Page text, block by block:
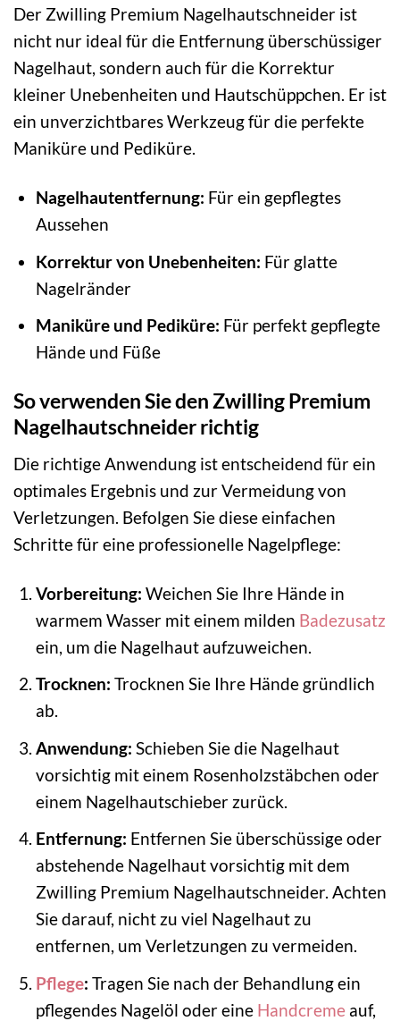
Der Zwilling Premium Nagelhautschneider ist
nicht nur ideal für die Entfernung überschüssiger
Nagelhaut, sondern auch für die Korrektur
kleiner Unebenheiten und Hautschüppchen. Er ist
ein unverzichtbares Werkzeug für die perfekte
Maniküre und Pediküre.
Nagelhautentfernung: Für ein gepflegtes
Aussehen
Korrektur von Unebenheiten: Für glatte
Nagelränder
Maniküre und Pediküre: Für perfekt gepflegte
Hände und Füße
So verwenden Sie den Zwilling Premium
Nagelhautschneider richtig
Die richtige Anwendung ist entscheidend für ein
optimales Ergebnis und zur Vermeidung von
Verletzungen. Befolgen Sie diese einfachen
Schritte für eine professionelle Nagelpflege:
Vorbereitung: Weichen Sie Ihre Hände in
warmem Wasser mit einem milden Badezusatz
ein, um die Nagelhaut aufzuweichen.
Trocknen: Trocknen Sie Ihre Hände gründlich
ab.
Anwendung: Schieben Sie die Nagelhaut
vorsichtig mit einem Rosenholzstäbchen oder
einem Nagelhautschieber zurück.
Entfernung: Entfernen Sie überschüssige oder
abstehende Nagelhaut vorsichtig mit dem
Zwilling Premium Nagelhautschneider. Achten
Sie darauf, nicht zu viel Nagelhaut zu
entfernen, um Verletzungen zu vermeiden.
Pflege: Tragen Sie nach der Behandlung ein
pflegendes Nagelöl oder eine Handcremeauf,